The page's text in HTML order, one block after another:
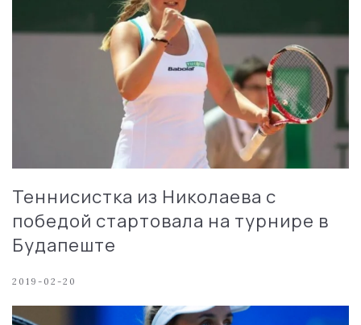
Теннисистка из Николаева с
победой стартовала на турнире в
Будапеште
2019-02-20